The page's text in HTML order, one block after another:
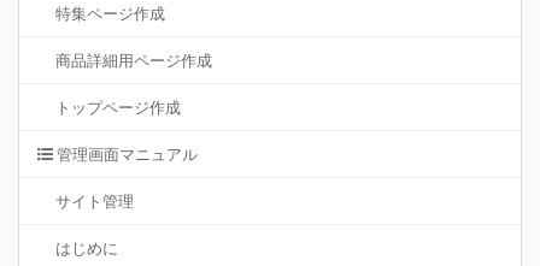
特集ページ作成
商品詳細用ページ作成
トップページ作成
管理画面マニュアル
サイト管理
はじめに